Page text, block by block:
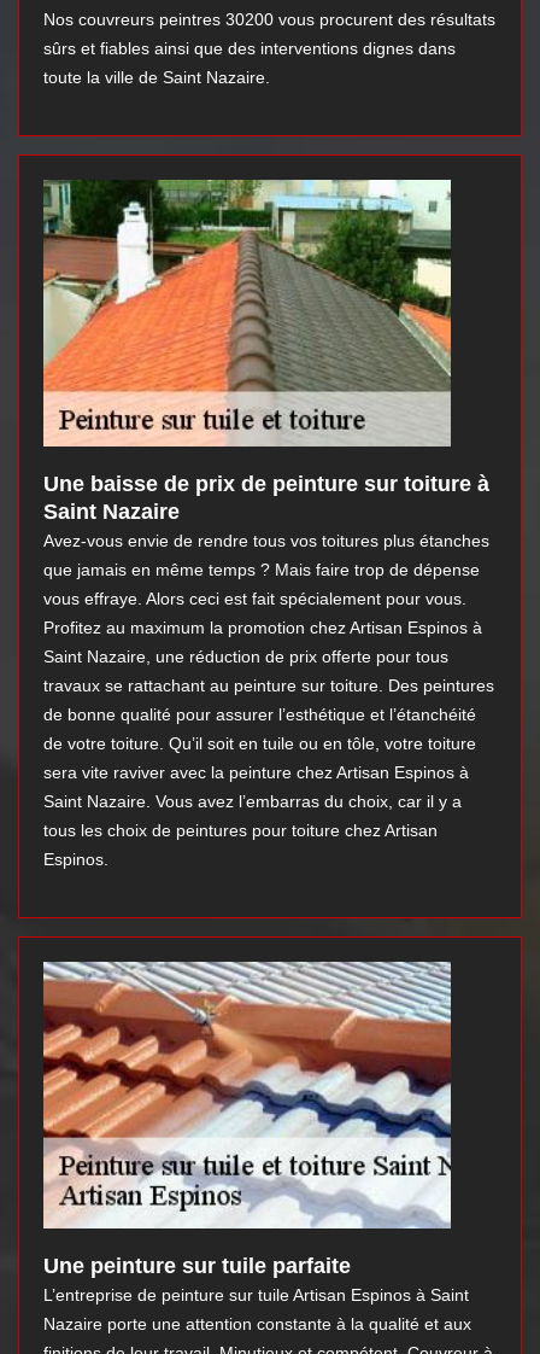
Nos couvreurs peintres 30200 vous procurent des résultats
sûrs et fiables ainsi que des interventions dignes dans
toute la ville de Saint Nazaire.
Une baisse de prix de peinture sur toiture à
Saint Nazaire
Avez-vous envie de rendre tous vos toitures plus étanches
que jamais en même temps ? Mais faire trop de dépense
vous effraye. Alors ceci est fait spécialement pour vous.
Profitez au maximum la promotion chez Artisan Espinos à
Saint Nazaire, une réduction de prix offerte pour tous
travaux se rattachant au peinture sur toiture. Des peintures
de bonne qualité pour assurer l’esthétique et l’étanchéité
de votre toiture. Qu’il soit en tuile ou en tôle, votre toiture
sera vite raviver avec la peinture chez Artisan Espinos à
Saint Nazaire. Vous avez l’embarras du choix, car il y a
tous les choix de peintures pour toiture chez Artisan
Espinos.
Une peinture sur tuile parfaite
L’entreprise de peinture sur tuile Artisan Espinos à Saint
Nazaire porte une attention constante à la qualité et aux